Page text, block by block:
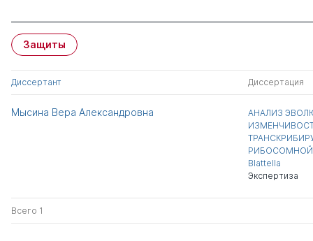
Защиты
Диссертант Диссертация
Мысина Вера Александровна
АНАЛИЗ
РИБОСОМНОЙ
Blattella
Экспертиза
Всего 1